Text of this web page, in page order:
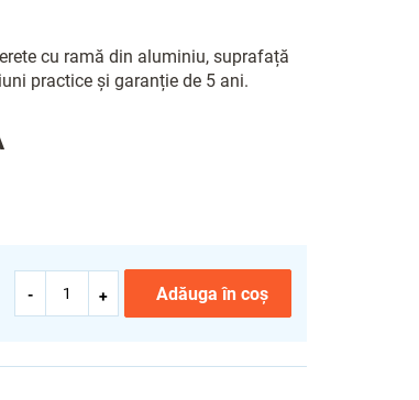
cu ramă din aluminiu, suprafață
practice și garanție de 5 ani.
Adăuga în coş